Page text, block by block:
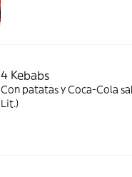
4 Kebabs
Con patatas y Coca-Cola
Lit.)